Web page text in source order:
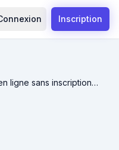
Inscription
ligne sans inscription :